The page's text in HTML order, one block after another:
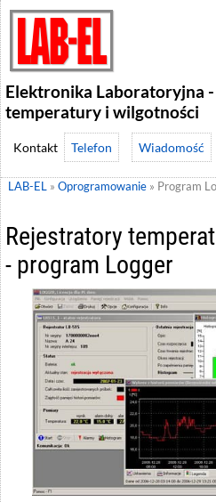
Elektronika Laboratoryjna
temperatury i wilgotności
Telefon Wiadomość
LAB-EL » Oprogramowanie » Program
Rejestratory
- program Logger